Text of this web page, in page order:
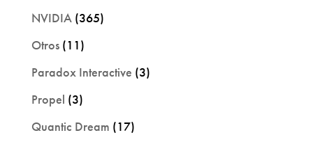
NVIDIA(365)
Otros(11)
Paradox Interactive (3)
Propel (3)
Quantic Dream (17)